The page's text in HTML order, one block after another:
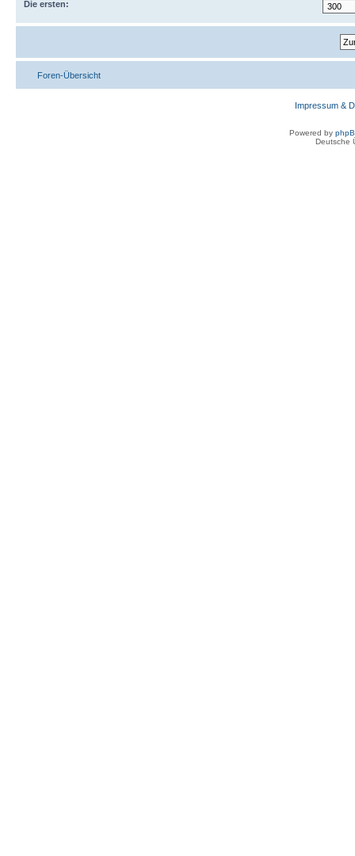
Die ersten:
Foren-Übersicht
Impressum &
Powered by
Deutsche